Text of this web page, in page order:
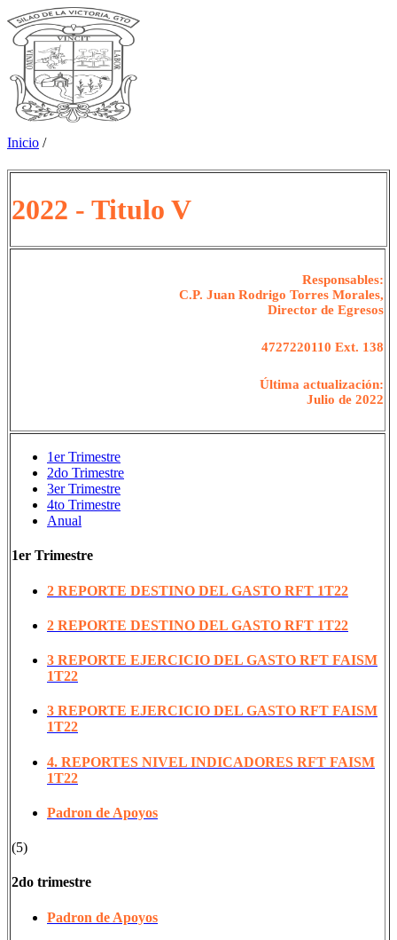
Inicio /
2022 - Titulo V
Responsables:
C.P. Juan Rodrigo Torres Morales,
Director de Egresos
4727220110 Ext. 138
Última actualización:
Julio de 2022
1er Trimestre
2do Trimestre
3er Trimestre
4to Trimestre
Anual
1er Trimestre
2 REPORTE DESTINO DEL GASTO RFT 1T22
2 REPORTE DESTINO DEL GASTO RFT 1T22
3 REPORTE EJERCICIO DEL GASTO RFT FAISM
1T22
3 REPORTE EJERCICIO DEL GASTO RFT FAISM
1T22
4. REPORTES NIVEL INDICADORES RFT FAISM
1T22
Padron de Apoyos
(5)
2do trimestre
Padron de Apoyos